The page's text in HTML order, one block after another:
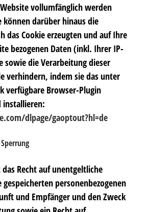
vollumfänglich werden
können darüber hinaus die
das Cookie erzeugten und auf Ihre
bezogenen Daten (inkl. Ihrer IP-
sowie die Verarbeitung dieser
verhindern, indem sie das unter
verfügbare Browser-Plugin
installieren:
dlpage/gaoptout?hl=de
das Recht auf unentgeltliche
personenbezogenen
und Empfänger und den Zweck